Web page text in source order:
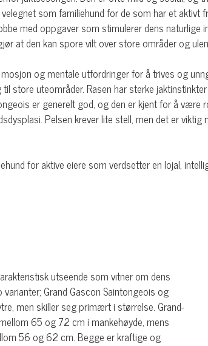
som familiehund for de som har et
med oppgaver som stimulerer dens naturlige
at den kan spore vilt over store områder og
og mentale utfordringer for å trives og
store uteområder. Rasen har sterke
er generelt god, og den er kjent for å
Pelsen krever lite stell, men det er viktig
for aktive eiere som verdsetter en lojal,
utseende som vitner om dens
Grand Gascon Saintongeois og
men skiller seg primært i størrelse. Grand-
65 og 72 cm i mankehøyde, mens
56 og 62 cm. Begge er kraftige og